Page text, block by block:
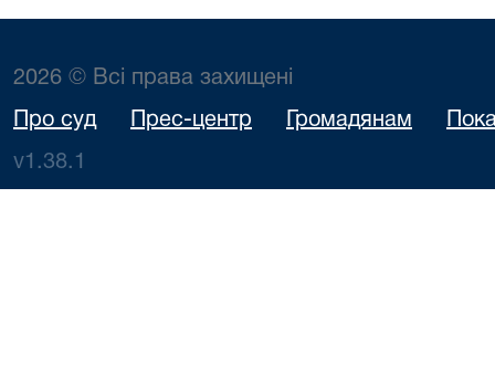
2026 © Всі права захищені
Про суд Прес-центр Громадянам
v1.38.1